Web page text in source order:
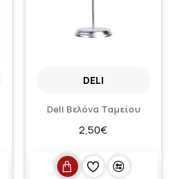
DELI
Deli Βελόνα Ταμείου
2,50€